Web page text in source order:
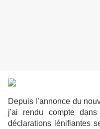
Depuis l’annonce du
j'ai rendu compte
déclarations lénifiantes